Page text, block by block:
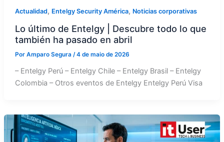
Actualidad, Entelgy Security América, Noticias corporativas
Lo último de Entelgy | Descubre todo lo que
también ha pasado en abril
Por Amparo Segura /4 de maio de 2026
– Entelgy Perú – Entelgy Chile – Entelgy Brasil – Entelgy
Colombia – Otros eventos de Entelgy Entelgy Perú Visa